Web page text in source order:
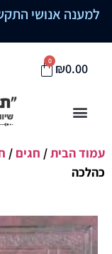
למענה אנושי התקשרו בשעות
₪0.00
0
עמוד הבית/ חגים /
כהלכה